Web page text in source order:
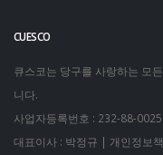
CUESCO
큐스코는 당구를 사랑하는 모
니다.
사업자등록번호 : 232-88-
대표이사 : 박정규 | 개인정보